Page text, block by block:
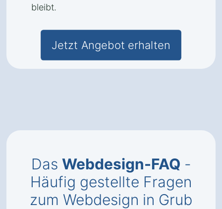
bleibt.
Jetzt Angebot erhalten
Das Webdesign-FAQ -
Häufig gestellte Fragen
zum Webdesign in Grub